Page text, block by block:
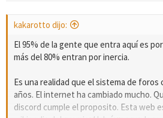
:
kakarotto dijo:
El 95% de la gente que entra aquí es
más del 80% entran por inercia.
Es una realidad que el sistema de foros
años. El internet ha cambiado mucho.
discord cumple el proposito. Esta web